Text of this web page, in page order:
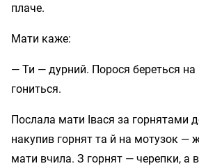
плаче.
Мати каже:
— Ти — дурний. Порося береться на
гониться.
Послала мати Івася за горнятами
накупив горнят та й на мотузок —
мати вчила. З горнят — черепки, а